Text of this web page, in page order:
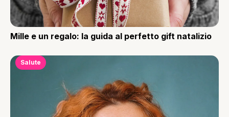
Mille e un regalo: la guida al perfetto gift natalizio
Salute